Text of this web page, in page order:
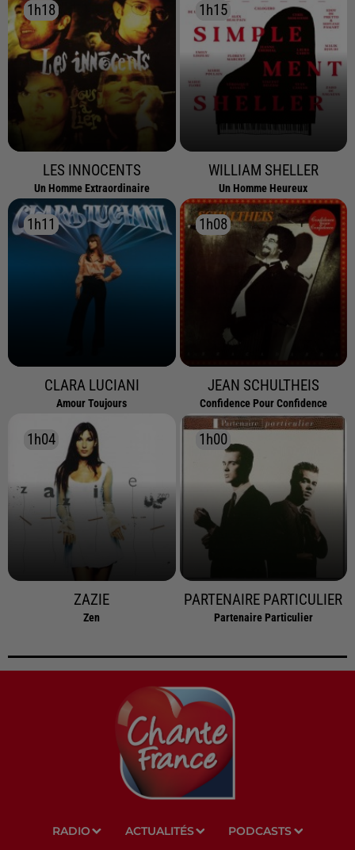
1h18
1h18
LES INNOCENTS
Un Homme Extraordinaire
1h15
1h15
WILLIAM SHELLER
Un Homme Heureux
1h11
1h11
CLARA LUCIANI
Amour Toujours
1h08
1h08
JEAN SCHULTHEIS
Confidence Pour Confidence
1h04
1h04
ZAZIE
Zen
1h00
1h00
PARTENAIRE PARTICULIER
Partenaire Particulier
RADIO ACTUALITÉS PODCASTS